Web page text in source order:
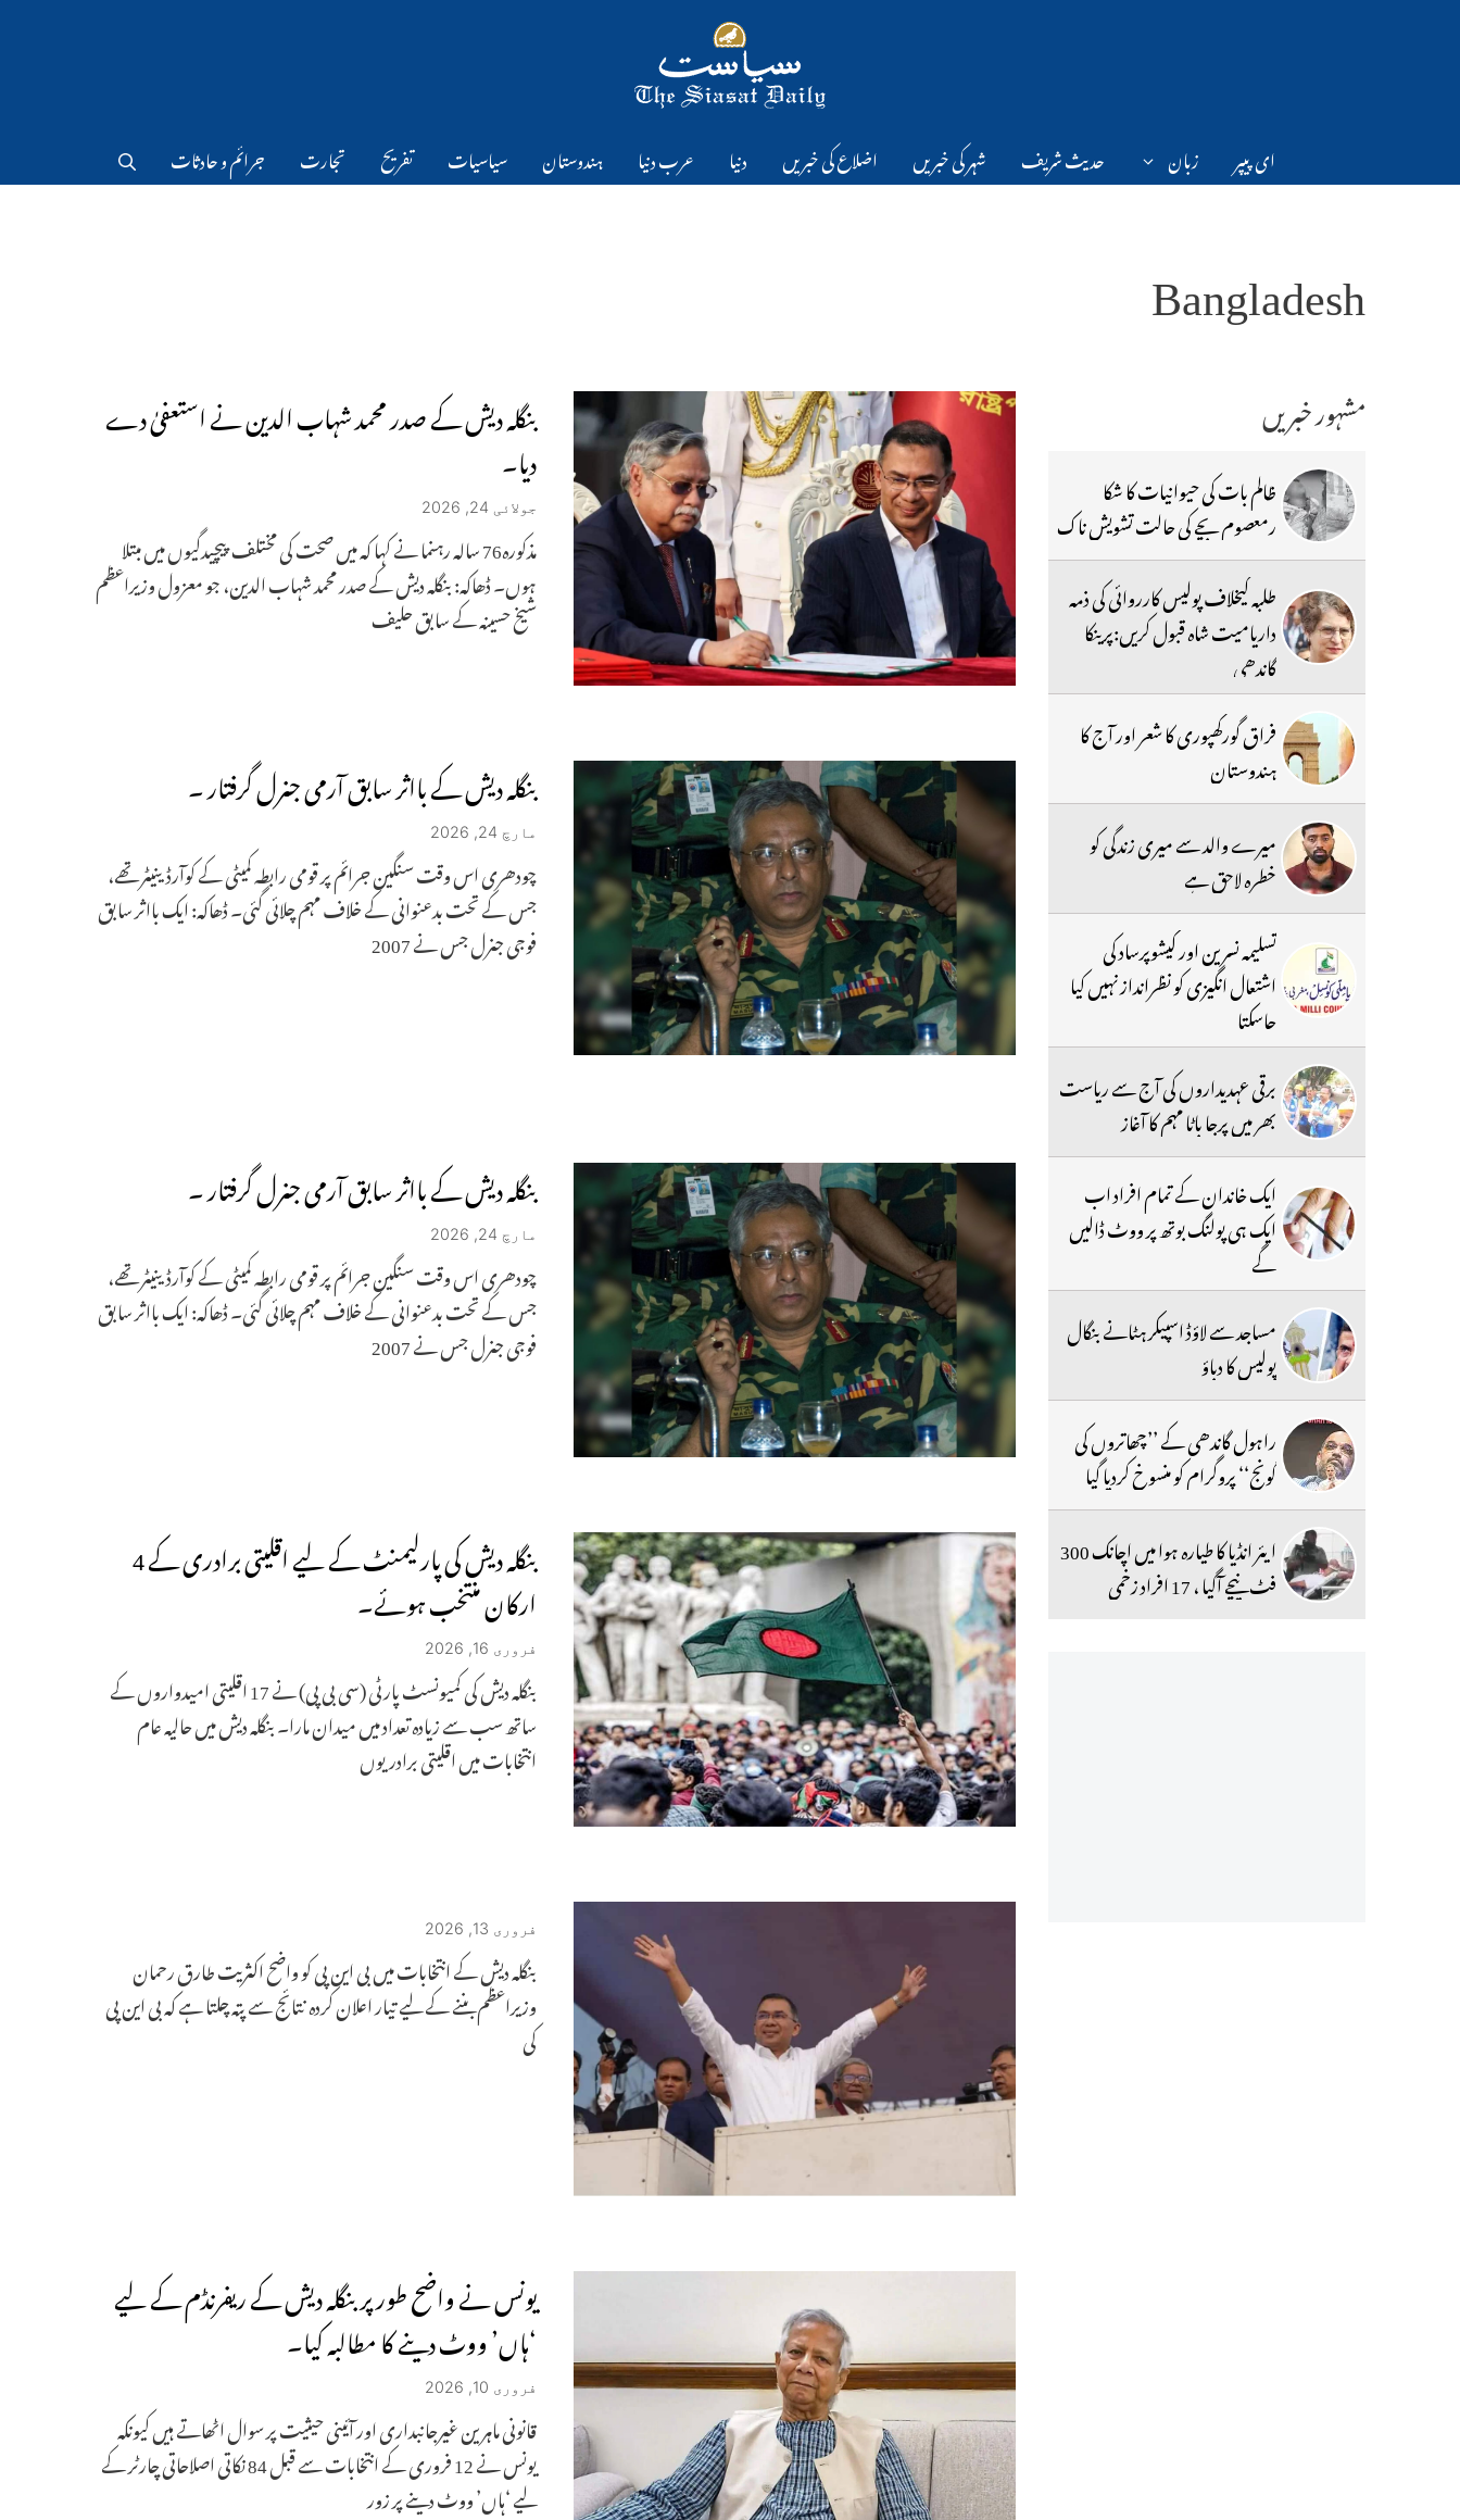
ای پیپر زبان حدیث شریف شہر کی خبریں اضلاع کی خبریں دنیا عرب دنیا ہندوستان سیاسیات تفریح تجارت جرائم و حادثات
Bangladesh
بنگلہ دیش کے صدر محمد شہاب الدین نے استعفیٰ دے
دیا۔
جولائی 24, 2026
مذکورہ76 سالہ رہنما نے کہا کہ میں صحت کی مختلف پیچیدگیوں میں مبتلا
ہوں۔ ڈھاکہ: بنگلہ دیش کے صدر محمد شہاب الدین، جو معزول وزیراعظم
شیخ حسینہ کے سابق حلیف
بنگلہ دیش کے بااثر سابق آرمی جنرل گرفتار ۔
مارچ 24, 2026
چودھری اس وقت سنگین جرائم پر قومی رابطہ کمیٹی کے کوآرڈینیٹر تھے،
جس کے تحت بدعنوانی کے خلاف مہم چلائی گئی۔ ڈھاکہ: ایک بااثر سابق
فوجی جنرل جس نے 2007
بنگلہ دیش کے بااثر سابق آرمی جنرل گرفتار ۔
مارچ 24, 2026
چودھری اس وقت سنگین جرائم پر قومی رابطہ کمیٹی کے کوآرڈینیٹر تھے،
جس کے تحت بدعنوانی کے خلاف مہم چلائی گئی۔ ڈھاکہ: ایک بااثر سابق
فوجی جنرل جس نے 2007
بنگلہ دیش کی پارلیمنٹ کے لیے اقلیتی برادری کے 4
ارکان منتخب ہوئے۔
فروری 16, 2026
بنگلہ دیش کی کمیونسٹ پارٹی (سی بی پی) نے 17 اقلیتی امیدواروں کے
ساتھ سب سے زیادہ تعداد میں میدان مارا۔ بنگلہ دیش میں حالیہ عام
انتخابات میں اقلیتی برادریوں
فروری 13, 2026
بنگلہ دیش کے انتخابات میں بی این پی کو واضح اکثریت طارق رحمان
وزیراعظم بننے کے لیے تیار اعلان کردہ نتائج سے پتہ چلتا ہے کہ بی این پی
کی
یونس نے واضح طور پر بنگلہ دیش کے ریفرنڈم کے لیے
‘ہاں’ ووٹ دینے کا مطالبہ کیا۔
فروری 10, 2026
قانونی ماہرین غیرجانبداری اور آئینی حیثیت پر سوال اٹھاتے ہیں کیونکہ
یونس نے 12 فروری کے انتخابات سے قبل 84 نکاتی اصلاحاتی چارٹر کے
لیے ‘ہاں’ ووٹ دینے پر زور
مشہور خبریں
ظالم بات کی حیوانیات کا شکا
رمعصوم بچے کی حالت تشویش ناک
طلبہ کیخلاف پولیس کارروائی کی ذمہ
داریامیت شاہ قبول کریں:پرینکا
گاندھی
فراق گورکھپوری کا شعر اور آج کا
ہندوستان
میرے والد سے میری زندگی کو
خطرہ لاحق ہے
تسلیمہ نسرین اور کیشوپرساد کی
اشتعال انگیزی کو نظرانداز نہیں کیا
جاسکتا
برقی عہدیداروں کی آج سے ریاست
بھر میں پرجا باٹا مہم کا آغاز
ایک خاندان کے تمام افراد اب
ایک ہی پولنگ بوتھ پر ووٹ ڈالیں
گے
مساجد سے لاؤڈ اسپیکر ہٹانے بنگال
پولیس کا دباؤ
راہول گاندھی کے ’’چھاتروں کی
گونج‘‘ پروگرام کو منسوخ کردیا گیا
ایئر انڈیا کا طیارہ ہوا میں اچانک 300
فٹ نیچے آگیا ، 17 افراد زخمی